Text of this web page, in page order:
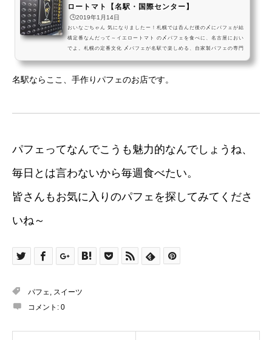
ロートマト【名駅・国際センター】
🕒️2019年1月14日
おいなごちゃん 気になりましたー！札幌では呑んだ後の〆にパフェが結
構定番なんだって～イエロートマト の〆パフェを食べに、名古屋におい
でよ。札幌の定番文化 〆パフェが名駅で楽しめる、自家製パフェの専門
市中村区名駅4-13-5 営業時間13:00～23:30
名駅ならここ、手作りパフェのお店です。
パフェってなんでこうも魅力的なんでしょうね、
毎日とは言わないから毎週食べたい。
皆さんもお気に入りのパフェを探してみてくださ
いね～
パフェ, スイーツ
コメント: 0